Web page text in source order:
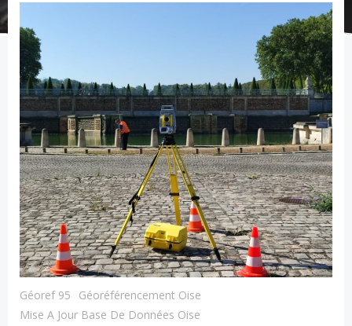
Géoref 95
Géoréférencement Oise
Mise A Jour Base De Données Oise